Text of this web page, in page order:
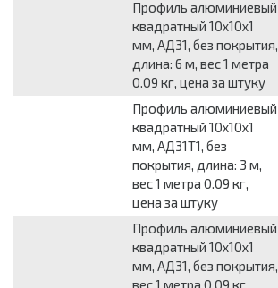
Профиль алюминиевый
квадратный 10x10x1
мм, АД31, без покрытия,
длина: 6 м, вес 1 метра
0.09 кг, цена за штуку
Профиль алюминиевый
квадратный 10x10x1
мм, АД31Т1, без
покрытия, длина: 3 м,
вес 1 метра 0.09 кг,
цена за штуку
Профиль алюминиевый
квадратный 10x10x1
мм, АД31, без покрытия,
вес 1 метра 0.09 кг,